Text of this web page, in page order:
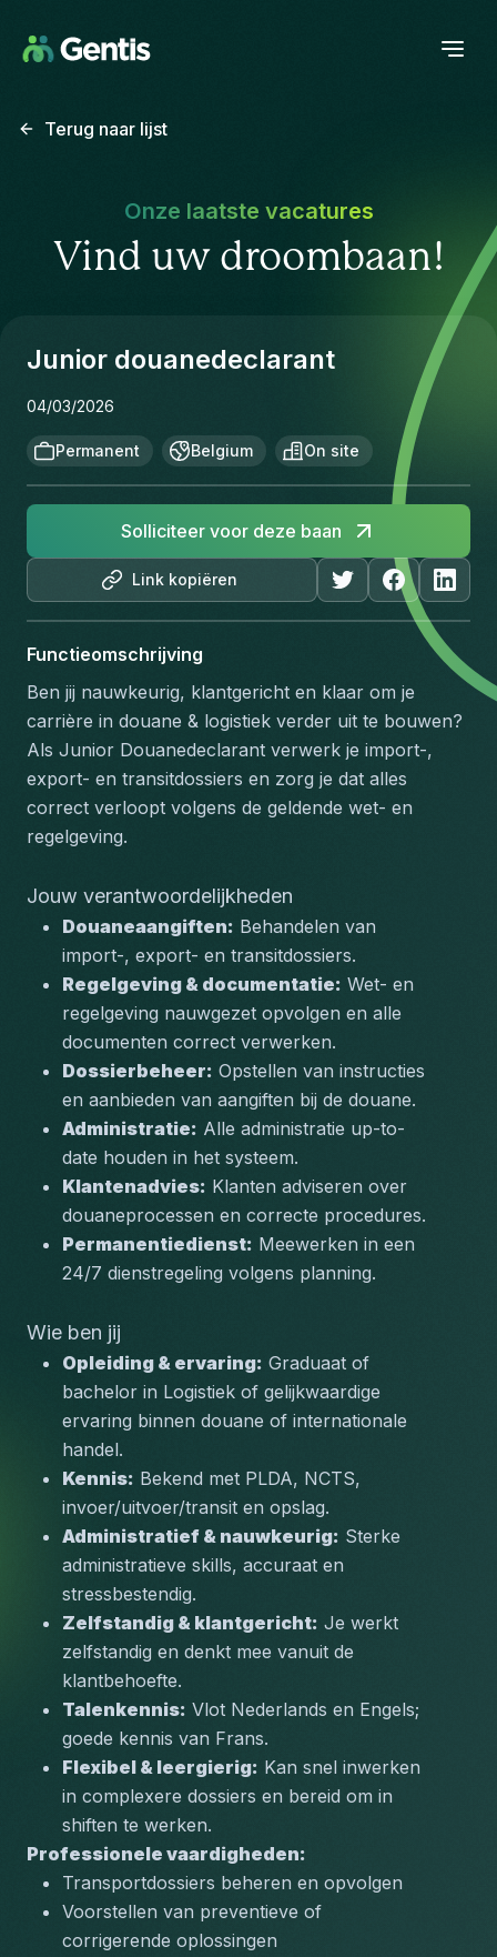
Terug naar lijst
Onze laatste vacatures
Vind uw droombaan!
Junior douanedeclarant
04/03/2026
Permanent Belgium On site
Link kopiëren
Solliciteer voor deze baan
Functieomschrijving
Ben jij nauwkeurig, klantgericht en klaar om je
carrière in douane & logistiek verder uit te bouwen?
Als Junior Douanedeclarant verwerk je import-,
export- en transitdossiers en zorg je dat alles
correct verloopt volgens de geldende wet- en
regelgeving.
Jouw verantwoordelijkheden
Douaneaangiften: Behandelen van
import-, export- en transitdossiers.
Regelgeving & documentatie: Wet- en
regelgeving nauwgezet opvolgen en alle
documenten correct verwerken.
Dossierbeheer: Opstellen van instructies
en aanbieden van aangiften bij de douane.
Administratie: Alle administratie up-to-
date houden in het systeem.
Klantenadvies: Klanten adviseren over
douaneprocessen en correcte procedures.
Permanentiedienst: Meewerken in een
24/7 dienstregeling volgens planning.
Wie ben jij
Opleiding & ervaring: Graduaat of
bachelor in Logistiek of gelijkwaardige
ervaring binnen douane of internationale
handel.
Kennis: Bekend met PLDA, NCTS,
invoer/uitvoer/transit en opslag.
Administratief & nauwkeurig: Sterke
administratieve skills, accuraat en
stressbestendig.
Zelfstandig & klantgericht: Je werkt
zelfstandig en denkt mee vanuit de
klantbehoefte.
Talenkennis: Vlot Nederlands en Engels;
goede kennis van Frans.
Flexibel & leergierig: Kan snel inwerken
in complexere dossiers en bereid om in
shiften te werken.
Professionele vaardigheden:
Transportdossiers beheren en opvolgen
Voorstellen van preventieve of
corrigerende oplossingen